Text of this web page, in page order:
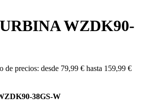
WZDK90-
de precios: desde 79,99 € hasta 159,99 €
38GS-W